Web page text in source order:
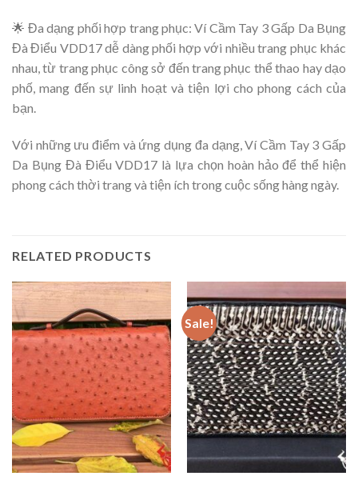
🌟 Đa dạng phối hợp trang phục: Ví Cầm Tay 3 Gấp Da Bụng
Đà Điểu VDD17 dễ dàng phối hợp với nhiều trang phục khác
nhau, từ trang phục công sở đến trang phục thể thao hay dạo
phố, mang đến sự linh hoạt và tiện lợi cho phong cách của
bạn.
Với những ưu điểm và ứng dụng đa dạng, Ví Cầm Tay 3 Gấp
Da Bụng Đà Điểu VDD17 là lựa chọn hoàn hảo để thể hiện
phong cách thời trang và tiện ích trong cuộc sống hàng ngày.
RELATED PRODUCTS
Sale!